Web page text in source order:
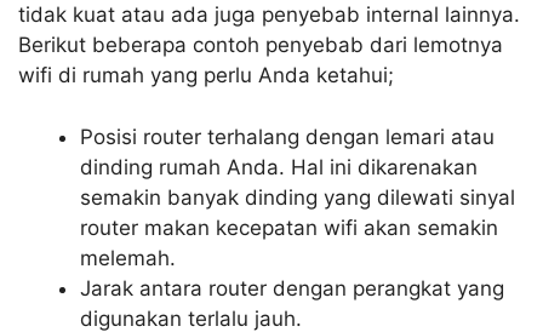
tidak kuat atau ada juga penyebab internal lainnya.
Berikut beberapa contoh penyebab dari lemotnya
wifi di rumah yang perlu Anda ketahui;
Posisi router terhalang dengan lemari atau
dinding rumah Anda. Hal ini dikarenakan
semakin banyak dinding yang dilewati sinyal
router makan kecepatan wifi akan semakin
melemah.
Jarak antara router dengan perangkat yang
digunakan terlalu jauh.